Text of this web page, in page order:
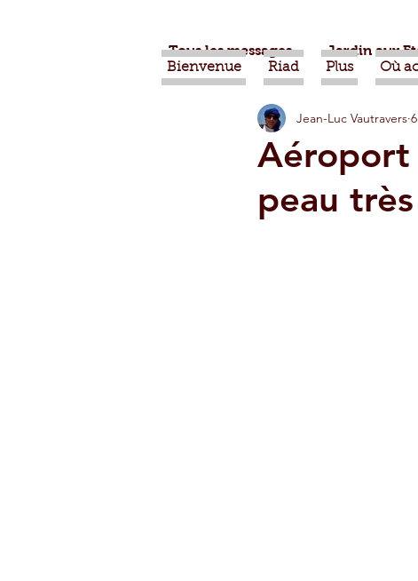
Bienvenue Riad Plus Où
Tous les messages Jardin aux
Nature
Alimentation Evénements
Aéroport
peau
Jean-Luc Vautravers